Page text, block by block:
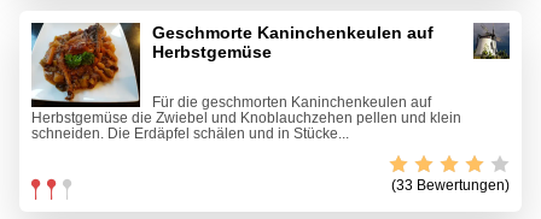
Geschmorte Kaninchenkeulen auf
Herbstgemüse
Für die geschmorten Kaninchenkeulen auf
Herbstgemüse die Zwiebel und Knoblauchzehen pellen und klein
schneiden. Die Erdäpfel schälen und in Stücke...
(33 Bewertungen)